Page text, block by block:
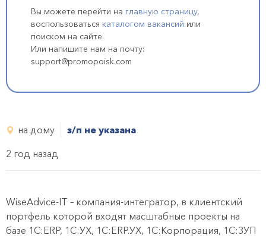
Вы можете перейти на главную страницу,
воспользоваться каталогом вакансий или
поиском на сайте.
Или напишите нам на почту:
support@promopoisk.com
на дому
з/п не указана
2 год назад
WiseAdvice-IT – компания-интегратор, в клиентский
портфель которой входят масштабные проекты на
базе 1С:ERP, 1С:УХ, 1С:ERP.УХ, 1C:Корпорация, 1С:ЗУП